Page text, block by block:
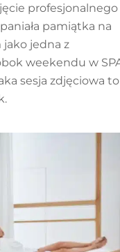
profesjonalnego
pamiątka na
jako jedna z
weekendu w
sesja zdjęciowa to